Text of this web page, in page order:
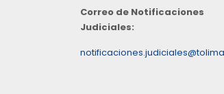
Correo de Notificaciones
Judiciales: